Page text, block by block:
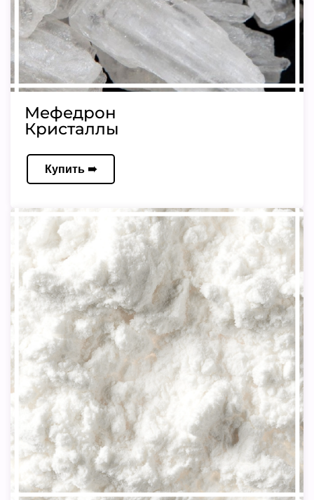
Мефедрон
Кристаллы
Купить ➠